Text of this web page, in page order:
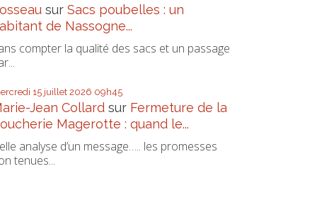
surSacs poubelles : un
de Nassogne...
compter la qualité des sacs et un passage
15 juillet 2026 09h45
Jean Collard sur Fermeture de la
Magerotte : quand le...
analyse d’un message….. les promesses
tenues...